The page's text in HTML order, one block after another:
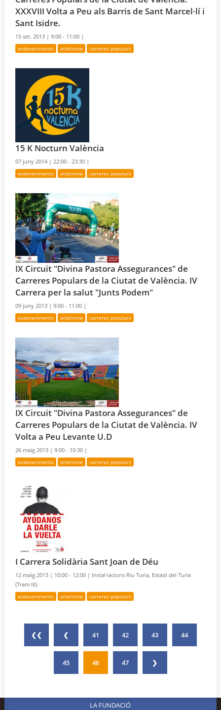
XXXVIII Volta a Peu als Barris de Sant Marcel·lí i
Sant Isidre.
15 set. 2013 |9:00 - 11:00 |
esdeveniments atletisme carreres populars
15 K Nocturn València
07 juny 2014 |22:00 - 23:30 |
esdeveniments atletisme carreres populars
IX Circuit "Divina Pastora Assegurances" de
Carreres Populars de la Ciutat de València. IV
Carrera per la salut "Junts Podem"
09 juny 2013 |9:00 - 11:00 |
esdeveniments atletisme carreres populars
IX Circuit "Divina Pastora Assegurances" de
Carreres Populars de la Ciutat de València. IV
Volta a Peu Levante U.D
26 maig 2013 |9:00 - 10:30 |
esdeveniments atletisme carreres populars
I Carrera Solidària Sant Joan de Déu
12 maig 2013 | 10:00 - 12:00 | Instal·lacions Riu Turia, Estadi del Turia
(Tram III)
esdeveniments atletisme carreres populars
❮❮ ❮ 41 42 43 44
45 46 47 ❯
LA FUNDACIÓ